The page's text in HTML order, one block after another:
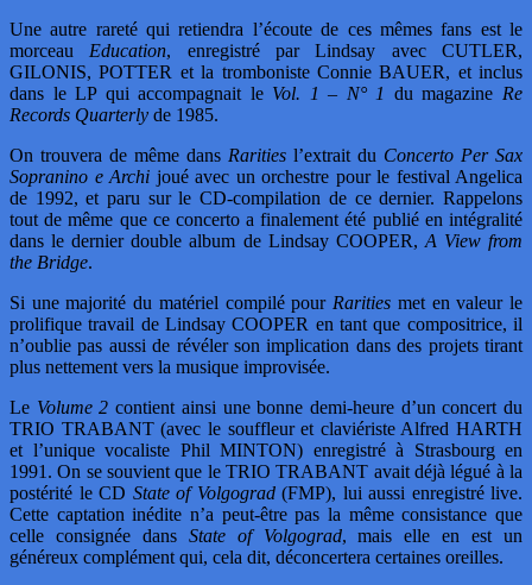
Une autre rareté qui retiendra l’écoute de ces mêmes fans est le
morceau Education, enregistré par Lindsay avec CUTLER,
GILONIS, POTTER et la tromboniste Connie BAUER, et inclus
dans le LP qui accompagnait le Vol. 1 – N° 1 du magazine Re
Records Quarterly de 1985.
On trouvera de même dans Rarities l’extrait du Concerto Per Sax
Sopranino e Archi joué avec un orchestre pour le festival Angelica
de 1992, et paru sur le CD-compilation de ce dernier. Rappelons
tout de même que ce concerto a finalement été publié en intégralité
dans le dernier double album de Lindsay COOPER, A View from
the Bridge.
Si une majorité du matériel compilé pour Rarities met en valeur le
prolifique travail de Lindsay COOPER en tant que compositrice, il
n’oublie pas aussi de révéler son implication dans des projets tirant
plus nettement vers la musique improvisée.
Le Volume 2 contient ainsi une bonne demi-heure d’un concert du
TRIO TRABANT (avec le souffleur et claviériste Alfred HARTH
et l’unique vocaliste Phil MINTON) enregistré à Strasbourg en
1991. On se souvient que le TRIO TRABANT avait déjà légué à la
postérité le CD State of Volgograd(FMP), lui aussi enregistré live.
Cette captation inédite n’a peut-être pas la même consistance que
celle consignée dans State of Volgograd, mais elle en est un
généreux complément qui, cela dit, déconcertera certaines oreilles.